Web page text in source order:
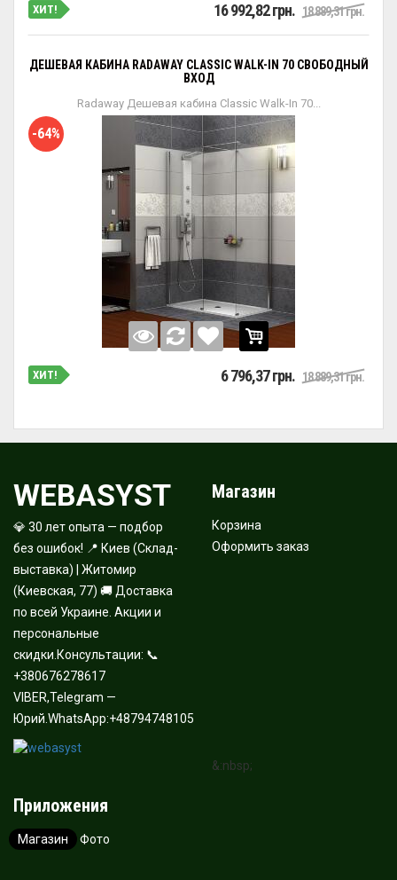
ХИТ! 16 992,82 грн. 18 889,31 грн.
ДEШЕВАЯ КАБИНА RADAWAY CLASSIC WALK-IN 70 СВОБОДНЫЙ
ВХОД
Radaway Дешевая кабина Classic Walk-In 70...
-64%
ХИТ! 6 796,37 грн. 18 889,31 грн.
WEBASYST
💎 30 лет опыта — подбор
без ошибок! 📍 Киев (Склад-
выставка) | Житомир
(Киевская, 77) 🚚 Доставка
по всей Украине. Акции и
персональные
скидки.Консультации: 📞
+380676278617
VIBER,Telegram —
Юрий.WhatsApp:+48794748105
Магазин
Корзина
Оформить заказ
Приложения
Магазин Фото
&:nbsp;